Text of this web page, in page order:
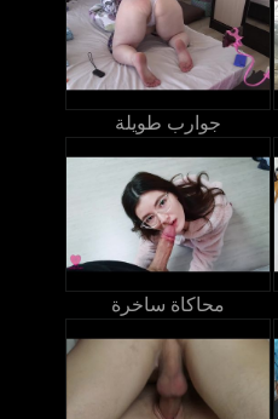
جوارب طويلة
محاكاة ساخرة